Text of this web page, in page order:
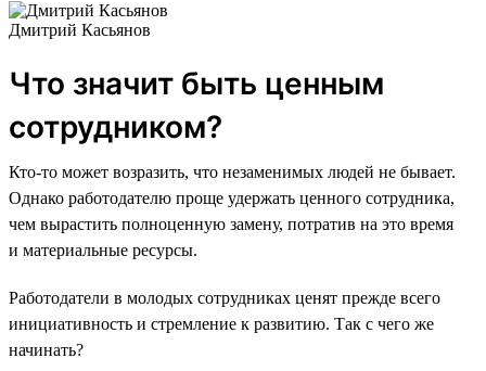
Дмитрий Касьянов
Что значит быть ценным
сотрудником?
Кто-то может возразить, что незаменимых людей не бывает.
Однако работодателю проще удержать ценного сотрудника,
чем вырастить полноценную замену, потратив на это время
и материальные ресурсы.
Работодатели в молодых сотрудниках ценят прежде всего
инициативность и стремление к развитию. Так с чего же
начинать?